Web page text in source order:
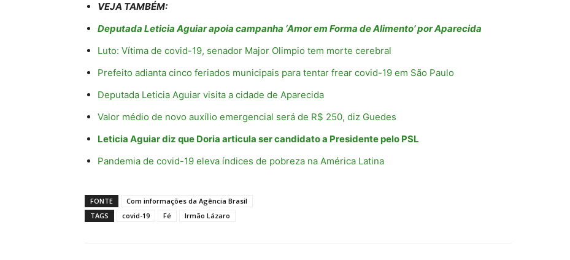
VEJA TAMBÉM:
Deputada Leticia Aguiar apoia campanha ‘Amor em Forma de Alimento’ por Aparecida
Luto: Vítima de covid-19, senador Major Olimpio tem morte cerebral
Prefeito adianta cinco feriados municipais para tentar frear covid-19 em São Paulo
Deputada Leticia Aguiar visita a cidade de Aparecida
Valor médio de novo auxílio emergencial será de R$ 250, diz Guedes
Leticia Aguiar diz que Doria articula ser candidato a Presidente pelo PSL
Pandemia de covid-19 eleva índices de pobreza na América Latina
FONTE
Com informações da Agência Brasil
TAGS
covid-19 Fé Irmão Lázaro